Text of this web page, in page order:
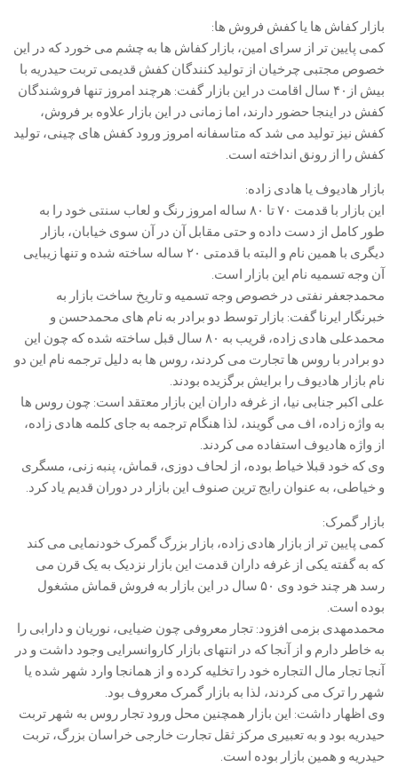
بازار کفاش ها یا کفش فروش ها:
کمی پایین تر از سرای امین، بازار کفاش ها به چشم می خورد که در این
خصوص مجتبی چرخیان از تولید کنندگان کفش قدیمی تربت حیدریه با
بیش از۴۰ سال اقامت در این بازار گفت: هرچند امروز تنها فروشندگان
کفش در اینجا حضور دارند، اما زمانی در این بازار علاوه بر فروش،
کفش نیز تولید می شد که متاسفانه امروز ورود کفش های چینی، تولید
کفش را از رونق انداخته است.
بازار هادیوف یا هادی زاده:
این بازار با قدمت ۷۰ تا ۸۰ ساله امروز رنگ و لعاب سنتی خود را به
طور کامل از دست داده و حتی مقابل آن در آن سوی خیابان، بازار
دیگری با همین نام و البته با قدمتی ۲۰ ساله ساخته شده و تنها زیبایی
آن وجه تسمیه نام این بازار است.
محمدجعفر نفتی در خصوص وجه تسمیه و تاریخ ساخت بازار به
خبرنگار ایرنا گفت: بازار توسط دو برادر به نام های محمدحسن و
محمدعلی هادی زاده، قریب به ۸۰ سال قبل ساخته شده که چون این
دو برادر با روس ها تجارت می کردند، روس ها به دلیل ترجمه نام این دو
نام بازار هادیوف را برایش برگزیده بودند.
علی اکبر جنابی نیا، از غرفه داران این بازار معتقد است: چون روس ها
به واژه زاده، اف می گویند، لذا هنگام ترجمه به جای کلمه هادی زاده،
از واژه هادیوف استفاده می کردند.
وی که خود قبلا خیاط بوده، از لحاف دوزی، قماش، پنبه زنی، مسگری
و خیاطی، به عنوان رایج ترین صنوف این بازار در دوران قدیم یاد کرد.
بازار گمرک:
کمی پایین تر از بازار هادی زاده، بازار بزرگ گمرک خودنمایی می کند
که به گفته یکی از غرفه داران قدمت این بازار نزدیک به یک قرن می
رسد هر چند خود وی ۵۰ سال در این بازار به فروش قماش مشغول
بوده است.
محمدمهدی بزمی افزود: تجار معروفی چون ضیایی، نوریان و دارابی را
به خاطر دارم و از آنجا که در انتهای بازار کاروانسرایی وجود داشت و در
آنجا تجار مال التجاره خود را تخلیه کرده و از همانجا وارد شهر شده یا
شهر را ترک می کردند، لذا به بازار گمرک معروف بود.
وی اظهار داشت: این بازار همچنین محل ورود تجار روس به شهر تربت
حیدریه بود و به تعبیری مرکز ثقل تجارت خارجی خراسان بزرگ، تربت
حیدریه و همین بازار بوده است.